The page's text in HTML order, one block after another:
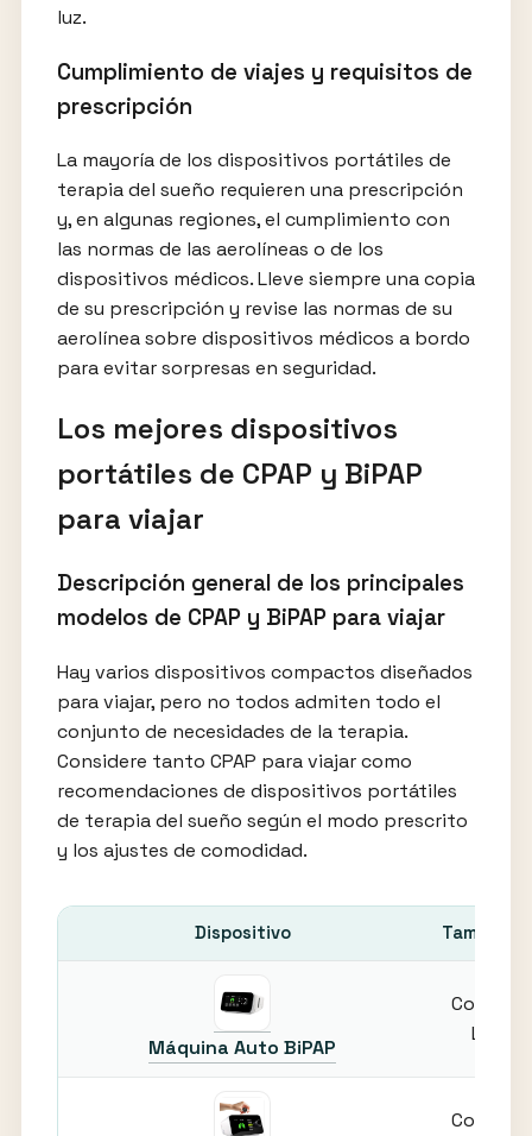
luz.
Cumplimiento de viajes y requisitos de
prescripción
La mayoría de los dispositivos portátiles de
terapia del sueño requieren una prescripción
y, en algunas regiones, el cumplimiento con
las normas de las aerolíneas o de los
dispositivos médicos. Lleve siempre una copia
de su prescripción y revise las normas de su
aerolínea sobre dispositivos médicos a bordo
para evitar sorpresas en seguridad.
Los mejores dispositivos
portátiles de CPAP y BiPAP
para viajar
Descripción general de los principales
modelos de CPAP y BiPAP para viajar
Hay varios dispositivos compactos diseñados
para viajar, pero no todos admiten todo el
conjunto de necesidades de la terapia.
Considere tanto CPAP para viajar como
recomendaciones de dispositivos portátiles
de terapia del sueño según el modo prescrito
y los ajustes de comodidad.
Dispositivo Tamaño/
Máquina Auto BiPAP
Ligero